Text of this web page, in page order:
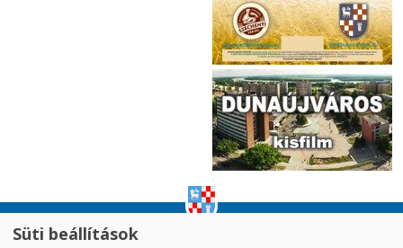
Süti beállítások